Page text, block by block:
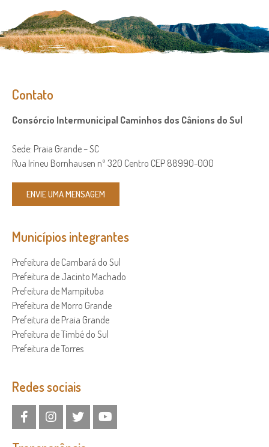
Contato
Consórcio Intermunicipal Caminhos dos Cânions do Sul
Sede: Praia Grande – SC
Rua Irineu Bornhausen nº 320 Centro CEP 88990-000
ENVIE UMA MENSAGEM
Municípios integrantes
Prefeitura de Cambará do Sul
Prefeitura de Jacinto Machado
Prefeitura de Mampituba
Prefeitura de Morro Grande
Prefeitura de Praia Grande
Prefeitura de Timbé do Sul
Prefeitura de Torres
Redes sociais